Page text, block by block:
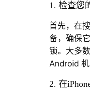
1. 检查您
首先，在
备，确保
锁。大多
Android 机
2. 在